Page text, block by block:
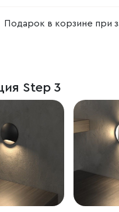
Подарок в корзине при
Step 3